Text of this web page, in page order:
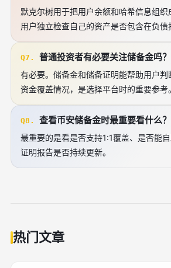
默克尔树用于把用户余额和哈希信息组
用户独立检查自己的资产是否包含在负债
Q7. 普通投资者有必要关注储备金吗？
有必要。储备金和储备证明能帮助用户判
资金覆盖情况，是选择平台时的重要参考。
Q8. 查看币安储备金时最重要看什么？
最重要的是看是否支持1:1覆盖、是否能
证明报告是否持续更新。
热门文章